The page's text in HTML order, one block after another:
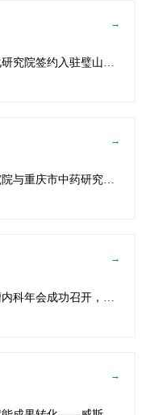
→
→
威斯腾转化研究院与重庆市中药研究院深化战略合作，共筑中医药产学研创新生态
→
→